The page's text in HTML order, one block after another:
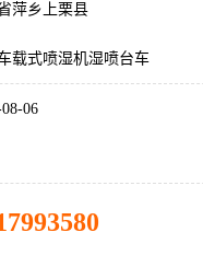
萍乡上栗县
载式喷湿机湿喷台车
06